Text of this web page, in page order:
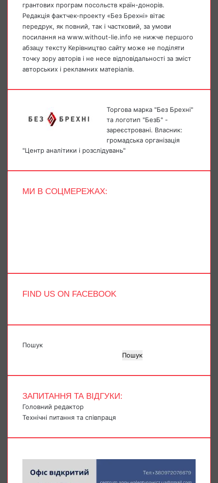
грантових програм посольств країн-донорів.
Редакція фактчек-проекту «Без Брехні» вітає
передрук, як повний, так і частковий, за умови
посилання на www.without-lie.info не нижче першого
абзацу тексту Керівництво сайту може не поділяти
точку зору авторів і не несе відповідальності за зміст
авторських і рекламних матеріалів.
Торгова марка "Без Брехні"
та логотип "БезБ" -
зареєстровані. Власник:
громадська організація
"Центр аналітики і розслідувань"
МИ В СОЦМЕРЕЖАХ:
FIND US ON FACEBOOK
Пошук
Пошук
ЗАПИТАННЯ ТА ВІДГУКИ:
Головний редактор
Технічні питання та співпраця